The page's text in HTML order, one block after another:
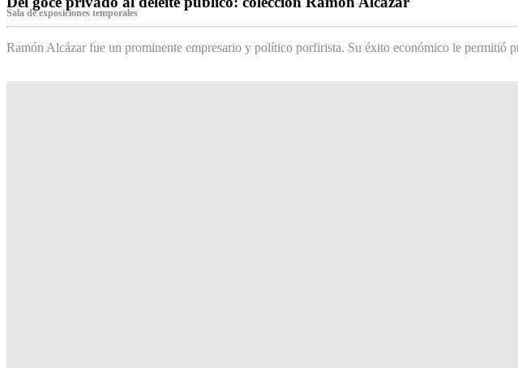
Sala de exposiciones temporales
Ramón Alcázar fue un prominente empresario y político porfirista. Su éxito económico le permitió